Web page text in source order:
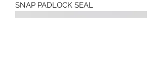
SNAP PADLOCK SEAL